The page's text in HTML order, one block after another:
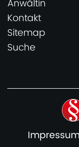
Anwältin
Kontakt
Sitemap
Suche
Impressum